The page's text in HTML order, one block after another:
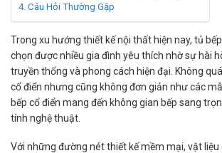
Câu Hỏi Thường Gặp
Trong xu hướng thiết kế nội thất hiện nay, tủ
chọn được nhiều gia đình yêu thích nhờ sự hài
truyền thống và phong cách hiện đại. Không
cổ điển nhưng cũng không đơn giản như các
bếp cổ điển mang đến không gian bếp sang
tính nghệ thuật.
Với những đường nét thiết kế mềm mại, vật liệu